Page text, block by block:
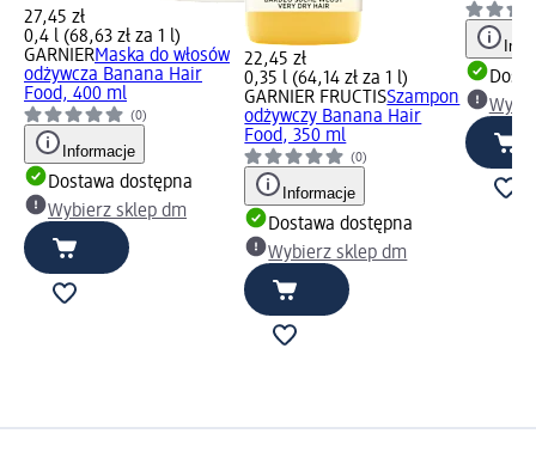
27,45 zł
0,4 l (68,63 zł za 1 l)
GARNIERMaska do włosów
odżywcza Banana Hair
Food, 400 ml
(0)
Informacje
Dostawa dostępna
Wybierz sklep dm
22,45 zł
0,35 l (64,14 zł za 1 l)
GARNIER FRUCTISSzampon
odżywczy Banana Hair
Food, 350 ml
(0)
Informacje
Dostawa dostępna
Wybierz sklep dm